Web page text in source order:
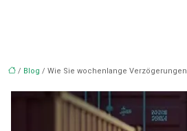
/ Blog / Wie Sie wochenlange